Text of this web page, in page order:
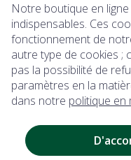
Notre boutique en
indispensables. Ces
fonctionnement de
autre type de cookies
pas la possibilité de
paramètres en la
dans notre politique en
Liens légaux
Disponible
Disponible
ectement au